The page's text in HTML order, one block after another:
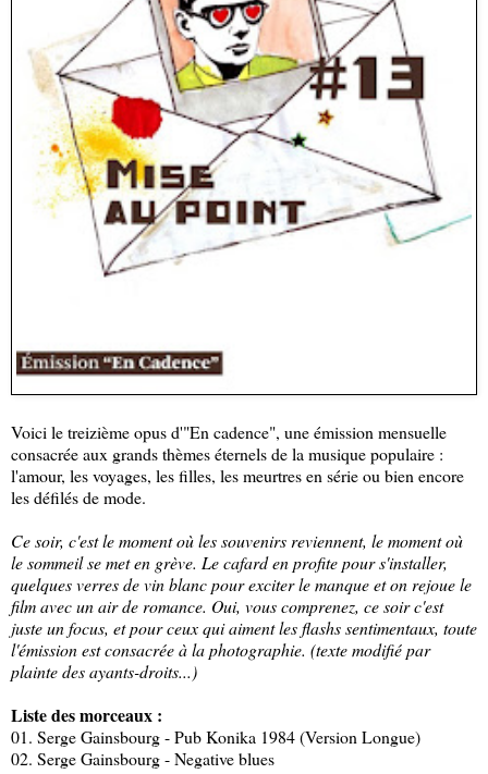
Voici le treizième opus d'"En cadence", une émission mensuelle
consacrée aux grands thèmes éternels de la musique populaire :
l'amour, les voyages, les filles, les meurtres en série ou bien encore
les défilés de mode.
Ce soir, c'est le moment où les souvenirs reviennent, le moment où
le sommeil se met en grève. Le cafard en profite pour s'installer,
quelques verres de vin blanc pour exciter le manque et on rejoue le
film avec un air de romance. Oui, vous comprenez, ce soir c'est
juste un focus, et pour ceux qui aiment les flashs sentimentaux, toute
l'émission est consacrée à la photographie. (texte modifié par
plainte des ayants-droits...)
Liste des morceaux :
01. Serge Gainsbourg - Pub Konika 1984 (Version Longue)
02. Serge Gainsbourg - Negative blues